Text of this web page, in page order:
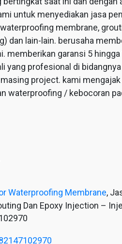
untuk menyediakan jasa
membrane,
dan lain-lain. berusaha
memberikan garansi 5 hingga
yang profesional di
project. kami mengajak
waterproofing / kebocoran
Waterproofing Membrane,
Dan Epoxy Injection –